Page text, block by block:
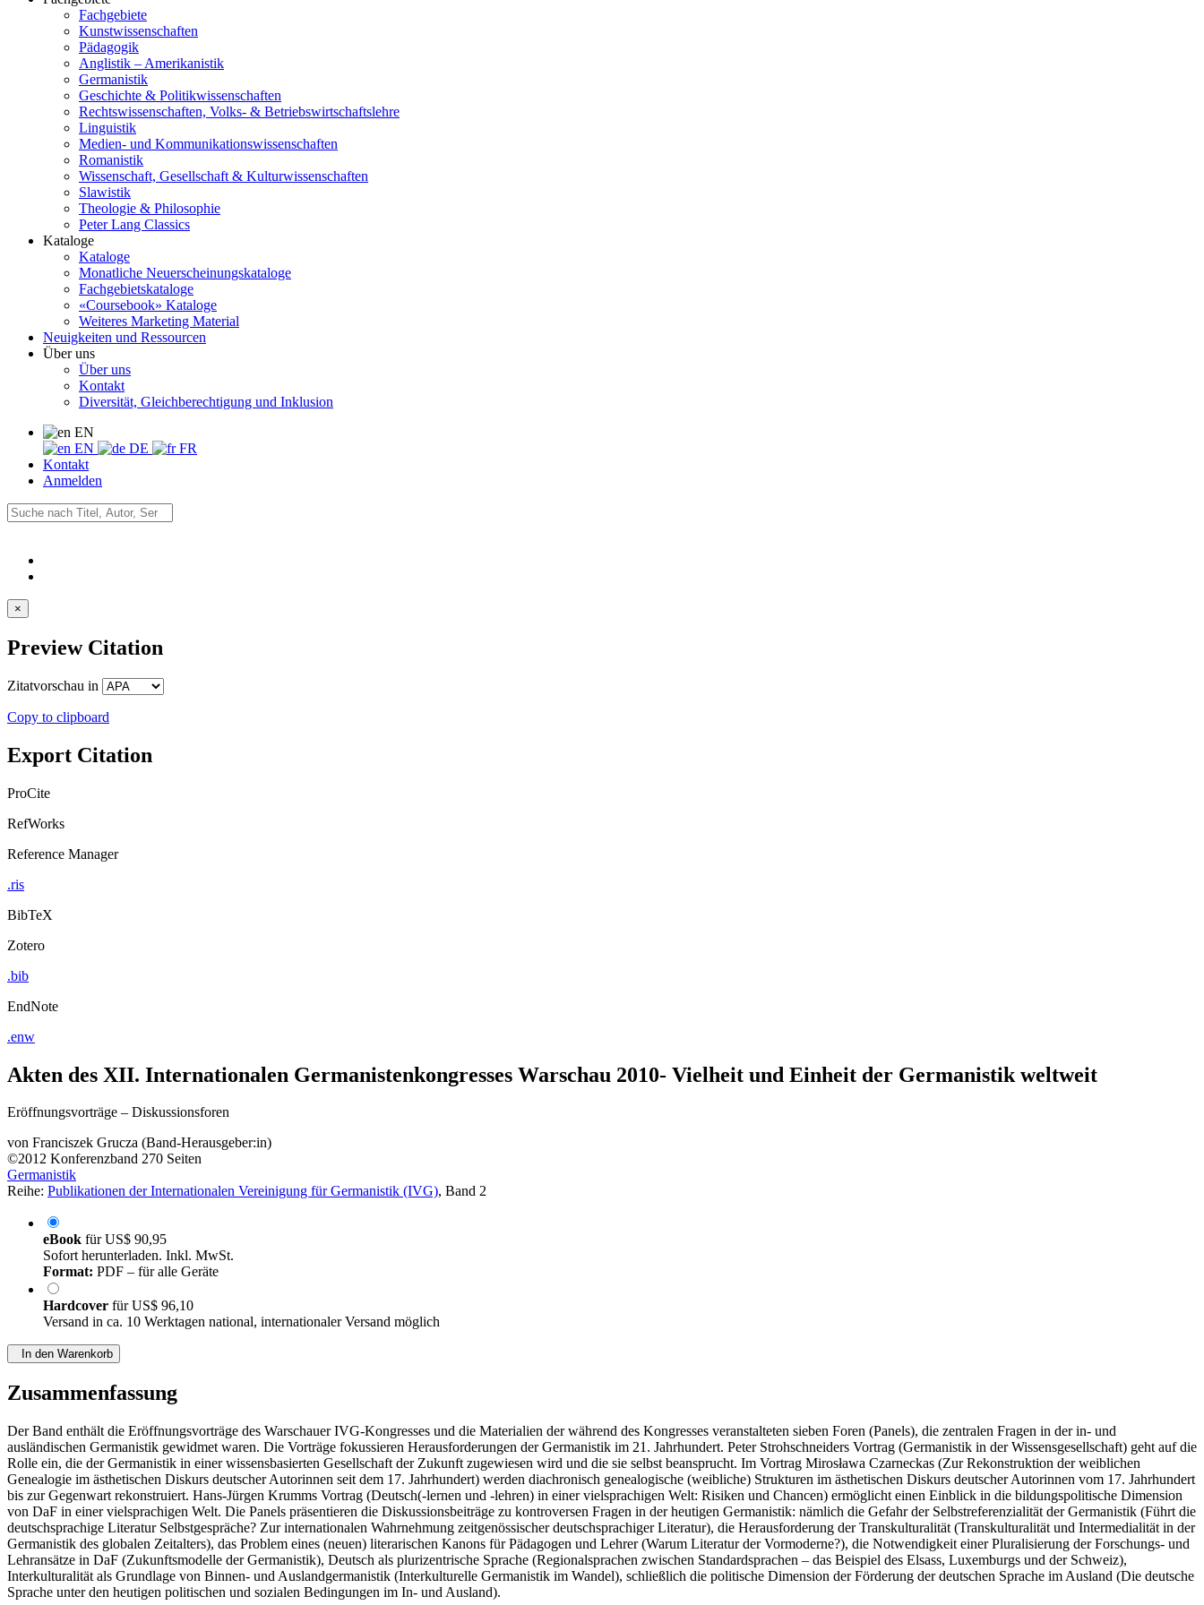
Fachgebiete
Kunstwissenschaften
Pädagogik
Anglistik – Amerikanistik
Germanistik
Geschichte & Politikwissenschaften
Rechtswissenschaften, Volks- & Betriebswirtschaftslehre
Linguistik
Medien- und Kommunikationswissenschaften
Romanistik
Wissenschaft, Gesellschaft & Kulturwissenschaften
Slawistik
Theologie & Philosophie
Peter Lang Classics
Kataloge
Kataloge
Monatliche Neuerscheinungskataloge
Fachgebietskataloge
«Coursebook» Kataloge
Weiteres Marketing Material
Neuigkeiten und Ressourcen
Über uns
Über uns
Kontakt
Diversität, Gleichberechtigung und Inklusion
EN
EN
DE
FR
Kontakt
Anmelden
×
Preview Citation
Zitatvorschau in
Copy to clipboard
Export Citation
ProCite
RefWorks
Reference Manager
.ris
BibTeX
Zotero
.bib
EndNote
.enw
Akten des XII. Internationalen Germanistenkongresses Warschau 2010- Vielheit und Einheit der Germanistik weltweit
Eröffnungsvorträge – Diskussionsforen
von Franciszek Grucza (Band-Herausgeber:in)
©2012 Konferenzband 270 Seiten
Germanistik
Reihe: Publikationen der Internationalen Vereinigung für Germanistik (IVG), Band 2
eBook fürUS$ 90,95
Sofort herunterladen. Inkl. MwSt.
Format: PDF – für alle Geräte
Hardcover fürUS$ 96,10
Versand in ca. 10 Werktagen national, internationaler Versand möglich
In den Warenkorb
Zusammenfassung
Der Band enthält die Eröffnungsvorträge des Warschauer IVG-Kongresses und die Materialien der während des Kongresses veranstalteten sieben Foren (Panels), die zentralen Fragen in der in- und
ausländischen Germanistik gewidmet waren. Die Vorträge fokussieren Herausforderungen der Germanistik im 21. Jahrhundert. Peter Strohschneiders Vortrag (Germanistik in der Wissensgesellschaft) geht auf die
Rolle ein, die der Germanistik in einer wissensbasierten Gesellschaft der Zukunft zugewiesen wird und die sie selbst beansprucht. Im Vortrag Mirosława Czarneckas (Zur Rekonstruktion der weiblichen
Genealogie im ästhetischen Diskurs deutscher Autorinnen seit dem 17. Jahrhundert) werden diachronisch genealogische (weibliche) Strukturen im ästhetischen Diskurs deutscher Autorinnen vom 17. Jahrhundert
bis zur Gegenwart rekonstruiert. Hans-Jürgen Krumms Vortrag (Deutsch(-lernen und -lehren) in einer vielsprachigen Welt: Risiken und Chancen) ermöglicht einen Einblick in die bildungspolitische Dimension
von DaF in einer vielsprachigen Welt. Die Panels präsentieren die Diskussionsbeiträge zu kontroversen Fragen in der heutigen Germanistik: nämlich die Gefahr der Selbstreferenzialität der Germanistik (Führt die
deutschsprachige Literatur Selbstgespräche? Zur internationalen Wahrnehmung zeitgenössischer deutschsprachiger Literatur), die Herausforderung der Transkulturalität (Transkulturalität und Intermedialität in der
Germanistik des globalen Zeitalters), das Problem eines (neuen) literarischen Kanons für Pädagogen und Lehrer (Warum Literatur der Vormoderne?), die Notwendigkeit einer Pluralisierung der Forschungs- und
Lehransätze in DaF (Zukunftsmodelle der Germanistik), Deutsch als plurizentrische Sprache (Regionalsprachen zwischen Standardsprachen – das Beispiel des Elsass, Luxemburgs und der Schweiz),
Interkulturalität als Grundlage von Binnen- und Auslandgermanistik (Interkulturelle Germanistik im Wandel), schließlich die politische Dimension der Förderung der deutschen Sprache im Ausland (Die deutsche
Sprache unter den heutigen politischen und sozialen Bedingungen im In- und Ausland).